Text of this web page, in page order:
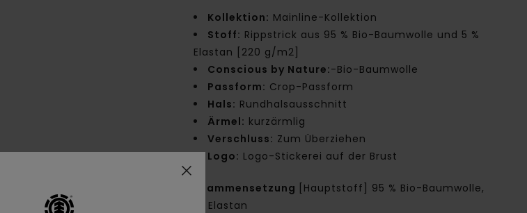
Kollektion: Mainline-Kollektion
Stoff: Rippstrick aus 95 % Bio-Baumwolle und 5 %
Elastan [220 g/m2]
Conscious by Nature:-Bio-Baumwolle
Passform: Crop-Passform
Hals: Rundhalsausschnitt
Ärmel: kurzärmlig
Verschluss: Zum Überziehen
Logo: Logo-Stickerei auf der Brust
Zusammensetzung [Hauptstoff] 95 % Bio-Baumwolle,
5 % Elastan